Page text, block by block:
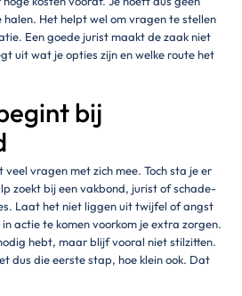
Het helpt wel om vragen te stellen
Een goede jurist maakt de zaak niet
uit wat je opties zijn en welke route het
bij
vragen met zich mee. Toch sta je er
zoekt bij een vakbond, jurist of schade-
Laat het niet liggen uit twijfel of angst
actie te komen voorkom je extra zorgen.
hebt, maar blijf vooral niet stilzitten.
dus die eerste stap, hoe klein ook. Dat